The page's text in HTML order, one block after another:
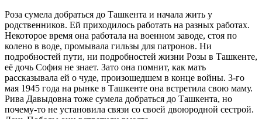
Роза сумела добраться до Ташкента и начала жить у
родственников. Ей приходилось работать на разных работах.
Некоторое время она работала на военном заводе, стоя по
колено в воде, промывала гильзы для патронов. Ни
подробностей пути, ни подробностей жизни Розы в Ташкенте,
её дочь София не знает. Зато она помнит, как мать
рассказывала ей о чуде, произошедшем в конце войны. 3-го
мая 1945 года на рынке в Ташкенте она встретила свою маму.
Рива Давыдовна тоже сумела добраться до Ташкента, но
почему-то не установила связи со своей двоюродной сестрой.